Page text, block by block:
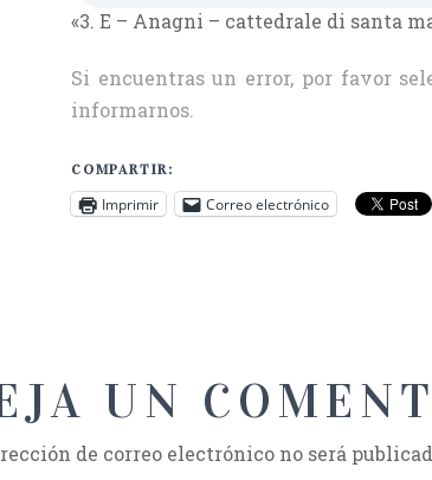
«3. E – Anagni – cattedrale di santa
Si encuentras un error, por favor
informarnos.
COMPARTIR:
Imprimir Correo electrónico
UN
de correo electrónico no será